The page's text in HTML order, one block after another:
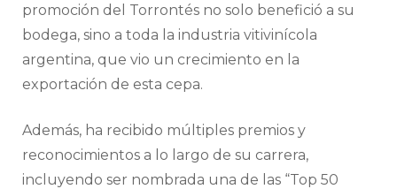
promoción del Torrontés no solo benefició a su
bodega, sino a toda la industria vitivinícola
argentina, que vio un crecimiento en la
exportación de esta cepa.
Además, ha recibido múltiples premios y
reconocimientos a lo largo de su carrera,
incluyendo ser nombrada una de las “Top 50